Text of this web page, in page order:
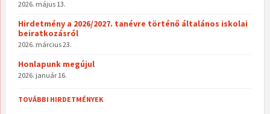
2026. május 13.
Hirdetmény a 2026/2027. tanévre történő általános iskolai
beiratkozásról
2026. március 23.
Honlapunk megújul
2026. január 16.
TOVÁBBI HIRDETMÉNYEK